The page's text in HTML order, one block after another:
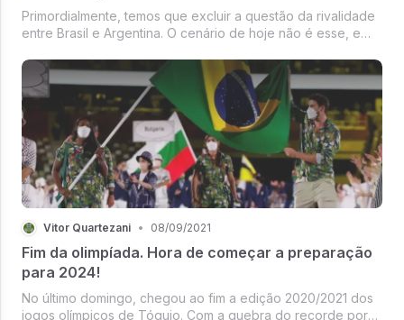
Primordialmente, temos que excluir a questão da rivalidade
entre Brasil e Argentina. O cenário de hoje não é esse, e
questões que envolvem seus clubes, como suas seleções.
E o pior, o quão ...
Vitor Quartezani • 08/09/2021
Fim da olimpíada. Hora de começar a preparação
para 2024!
No último domingo, chegou ao fim a edição 2020/2021 dos
jogos olímpicos de Tóquio. Com a quebra do recorde por